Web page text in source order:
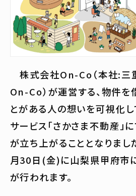
株式会社On-Co（本社:三
On-Co）が運営する、物件を
とがある人の想いを可視化
サービス「さかさま不動産」
が立ち上がることとなりまし
月30日(金)に山梨県甲府市に
が行われます。